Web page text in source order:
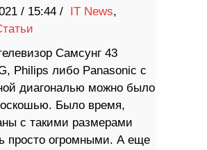
/ 15:44 / IT News,
Самсунг 43
Philips либо Panasonic с
диагональю можно было
Было время,
с такими размерами
просто огромными. А еще